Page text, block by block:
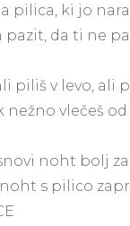
pilica, ki jo
da ti ne
piliš v levo, ali
nežno vlečeš
noht bolj
s pilico